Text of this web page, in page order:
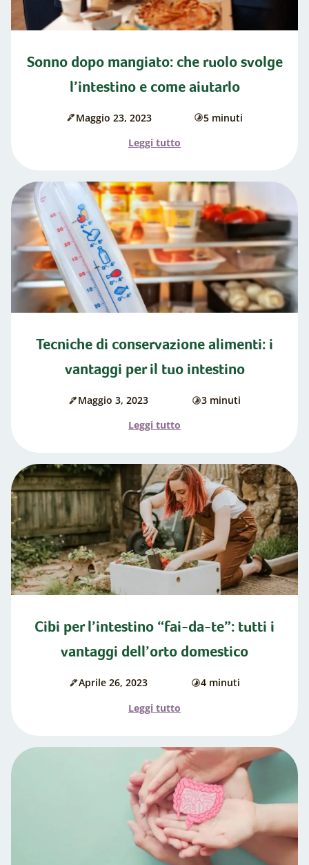
sapere"
Sonno dopo mangiato: che ruolo svolge
l’intestino e come aiutarlo
Data
pubblicazione:
Maggio 23, 2023 5 minuti
di
Leggi tutto
mangiato:
che
ruolo
svolge
l’intestino
e
come
aiutarlo"
Tecniche di conservazione alimenti: i
vantaggi per il tuo intestino
Data
pubblicazione:
Maggio 3, 2023 3 minuti
di
Leggi tutto
conservazione
alimenti:
i
vantaggi
per
il
tuo
intestino"
Cibi per l’intestino “fai-da-te”: tutti i
vantaggi dell’orto domestico
Data
pubblicazione:
Aprile 26, 2023 4 minuti
di
Leggi tutto
l’intestino
“fai-
da-
te”:
tutti
i
vantaggi